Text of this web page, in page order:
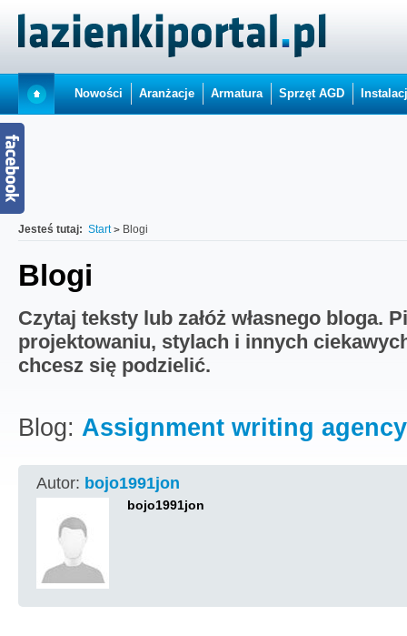
Nowości Aranżacje Armatura Sprzęt AGD
Jesteś tutaj: Start Blogi
Blogi
Czytaj teksty lub załóż własnego bloga.
projektowaniu, stylach i innych
chcesz się podzielić.
Blog: Assignment writing agency
Autor: bojo1991jon
bojo1991jon